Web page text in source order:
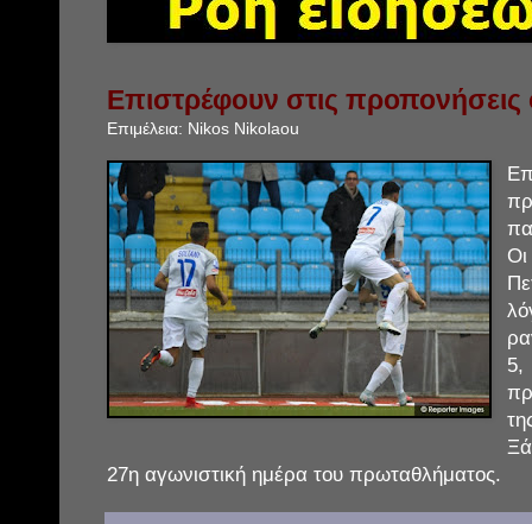
Επιστρέφουν στις προπονήσεις
Επιμέλεια: Nikos Nikolaou
5,
27η αγωνιστική ημέρα του πρωταθλήματος.